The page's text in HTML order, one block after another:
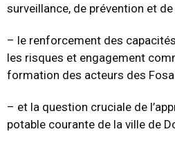
surveillance, de prévention et
– le renforcement des
les risques et engagement
formation des acteurs des
– et la question cruciale de
potable courante de la ville de